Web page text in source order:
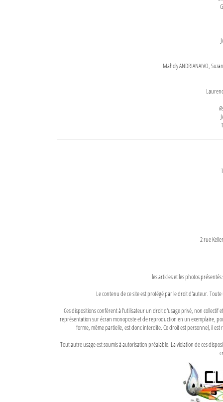
Maholy ANDRIANAIVO,
2 rue
les articles et les photos
Le contenu de ce site est protégé par le droit d'auteur.
Ces dispositions confèrent à l'utilisateur un droit d'usage privé, non
représentation sur écran monoposte et de reproduction en un exemplaire,
forme, même partielle, est donc interdite. Ce droit est personnel, il
Tout autre usage est soumis à autorisation préalable. La violation de ces